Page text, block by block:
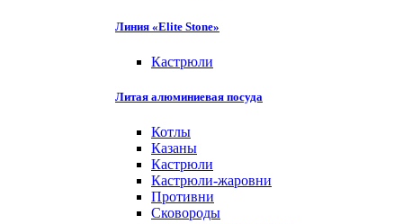
Линия «Elite Stone»
Кастрюли
Литая алюминиевая посуда
Котлы
Казаны
Кастрюли
Кастрюли-жаровни
Противни
Сковороды